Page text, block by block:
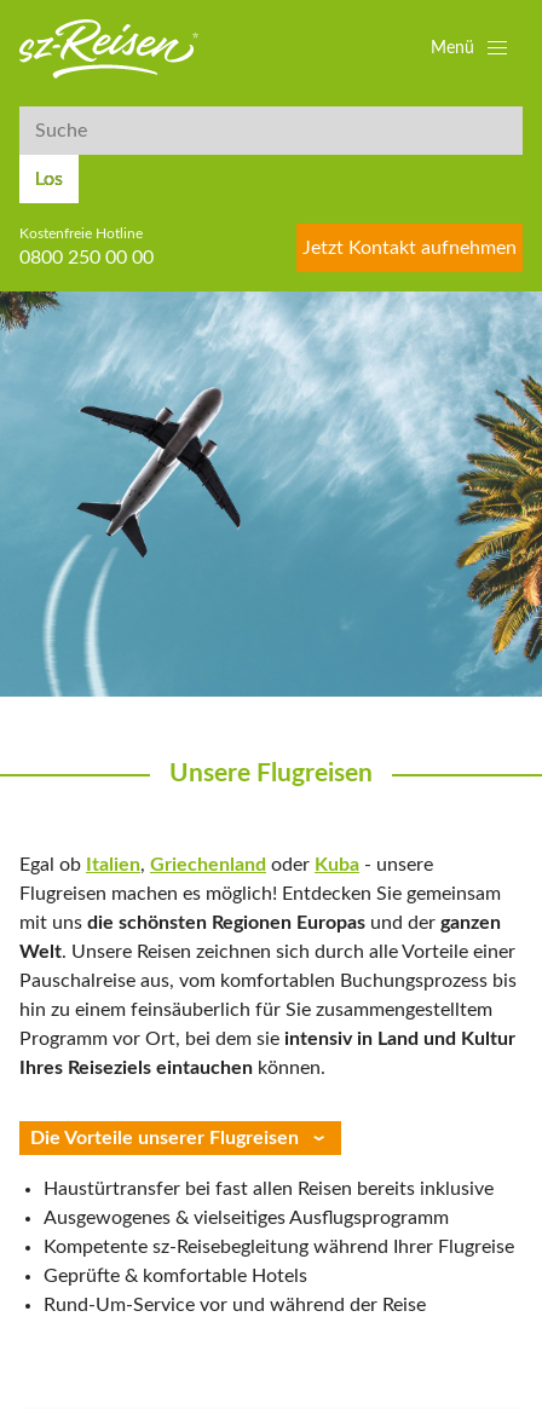
Suche
Los
Kostenfreie Hotline
0800 250 00 00
Jetzt Kontakt aufnehmen
Menü
Unsere Flugreisen
Egal ob Italien, Griechenland oder Kuba - unsere
Flugreisen machen es möglich! Entdecken Sie gemeinsam
mit uns die schönsten Regionen Europas und der ganzen
Welt. Unsere Reisen zeichnen sich durch alle Vorteile einer
Pauschalreise aus, vom komfortablen Buchungsprozess bis
hin zu einem feinsäuberlich für Sie zusammengestelltem
Programm vor Ort, bei dem sie intensiv in Land und Kultur
Ihres Reiseziels eintauchen können.
Die Vorteile unserer Flugreisen
Haustürtransfer bei fast allen Reisen bereits inklusive
Ausgewogenes & vielseitiges Ausflugsprogramm
Kompetente sz-Reisebegleitung während Ihrer Flugreise
Geprüfte & komfortable Hotels
Rund-Um-Service vor und während der Reise